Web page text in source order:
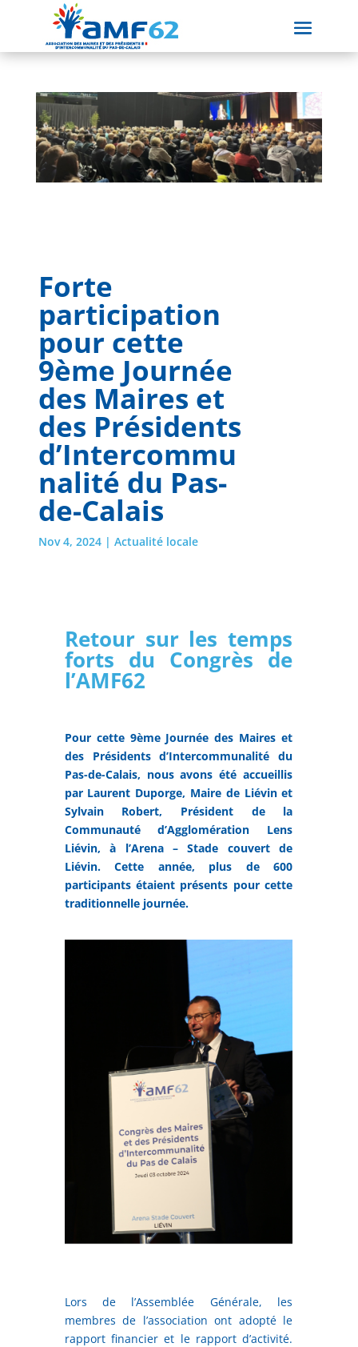
Forte
participation
pour cette
9ème Journée
des Maires et
des Présidents
d’Intercommu
nalité du Pas-
de-Calais
Nov 4, 2024| Actualité locale
Retour sur les temps
forts du Congrès de
l’AMF62
Pour cette 9ème Journée des Maires et
des Présidents d’Intercommunalité du
Pas-de-Calais, nous avons été accueillis
par Laurent Duporge, Maire de Liévin et
Sylvain Robert, Président de la
Communauté d’Agglomération Lens
Liévin, à l’Arena – Stade couvert de
Liévin. Cette année, plus de 600
participants étaient présents pour cette
traditionnelle journée.
Lors de l’Assemblée Générale, les
membres de l’association ont adopté le
rapport financier et le rapport d’activité.